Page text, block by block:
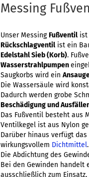
Messing
Unser MessingFußventil ist
Rückschlagventil ist ein
Edelstahl Sieb (Korb).
Wasserstrahlpumpen
Saugkorbs wird ein
Die Wassersäule wird
Dadurch werden grobe
Beschädigung und
Das Fußventil besteht aus
Ventilkegel ist aus Nylon
Darüber hinaus verfügt
wirkungsvollem Dichtmittel.
Die Abdichtung des
Bei den Gewinden handelt
ausschließlich zum